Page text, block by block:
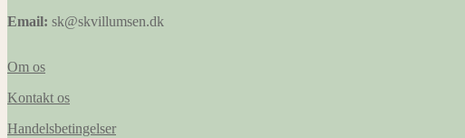
Email: sk@skvillumsen.dk
Om os
Kontakt os
Handelsbetingelser